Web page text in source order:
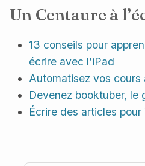
Un Centaure à
13 conseils pour
écrire avec l’iPad
Automatisez vos
Devenez booktuber, le
Écrire des articles